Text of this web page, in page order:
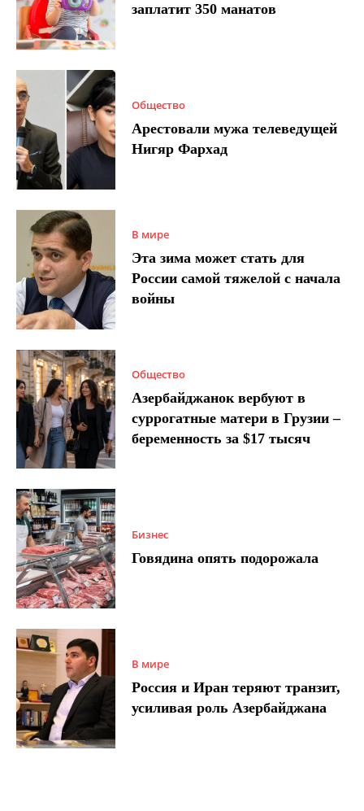
заплатит 350 манатов
Общество
Арестовали мужа телеведущей
Нигяр Фархад
В мире
Эта зима может стать для
России самой тяжелой с начала
войны
Общество
Азербайджанок вербуют в
суррогатные матери в Грузии –
беременность за $17 тысяч
Бизнес
Говядина опять подорожала
В мире
Россия и Иран теряют транзит,
усиливая роль Азербайджана